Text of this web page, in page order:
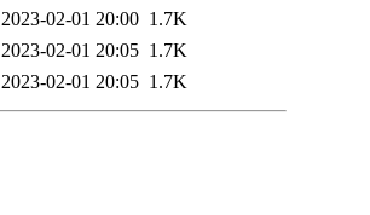
2023-02-01 20:00 1.7K
2023-02-01 20:05 1.7K
2023-02-01 20:05 1.7K